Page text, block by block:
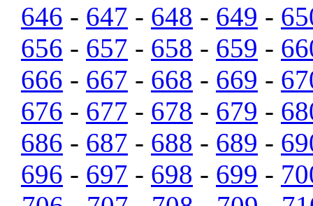
646 - 647 - 648 - 649 -
656 - 657 - 658 - 659 -
666 - 667 - 668 - 669 -
676 - 677 - 678 - 679 -
686 - 687 - 688 - 689 -
696 - 697 - 698 - 699 -